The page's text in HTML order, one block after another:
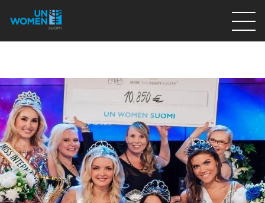
Osallistu
Mitä teemme
Ajankohtaista
Tietoa meistä
På Svenska
Valikon rivi